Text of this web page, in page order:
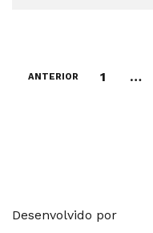
ANTERIOR 1 …
Desenvolvido por